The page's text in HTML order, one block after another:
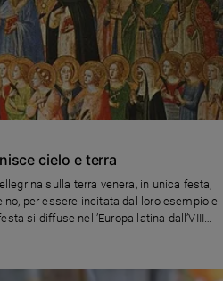
cielo e terra
sulla terra venera, in unica festa,
per essere incitata dal loro esempio e
si diffuse nell’Europa latina dall’VIII